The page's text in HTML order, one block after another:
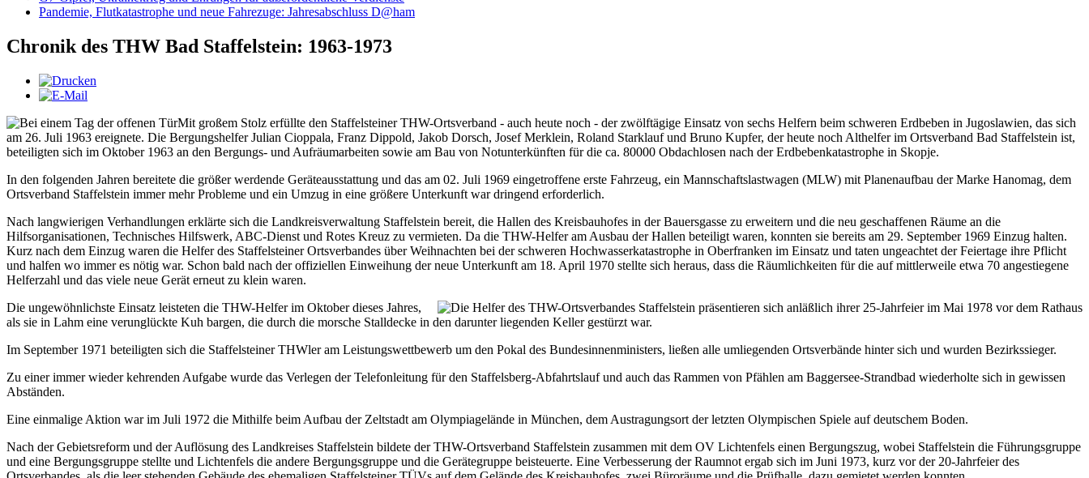
Pandemie, Flutkatastrophe und neue Fahrezuge: Jahresabschluss D@ham
Chronik des THW Bad Staffelstein: 1963-1973
Mit großem Stolz erfüllte den Staffelsteiner THW-Ortsverband - auch heute noch - der zwölftägige Einsatz von sechs Helfern beim schweren Erdbeben in Jugoslawien, das sich
am 26. Juli 1963 ereignete. Die Bergungshelfer Julian Cioppala, Franz Dippold, Jakob Dorsch, Josef Merklein, Roland Starklauf und Bruno Kupfer, der heute noch Althelfer im Ortsverband Bad Staffelstein ist,
beteiligten sich im Oktober 1963 an den Bergungs- und Aufräumarbeiten sowie am Bau von Notunterkünften für die ca. 80000 Obdachlosen nach der Erdbebenkatastrophe in Skopje.
In den folgenden Jahren bereitete die größer werdende Geräteausstattung und das am 02. Juli 1969 eingetroffene erste Fahrzeug, ein Mannschaftslastwagen (MLW) mit Planenaufbau der Marke Hanomag, dem
Ortsverband Staffelstein immer mehr Probleme und ein Umzug in eine größere Unterkunft war dringend erforderlich.
Nach langwierigen Verhandlungen erklärte sich die Landkreisverwaltung Staffelstein bereit, die Hallen des Kreisbauhofes in der Bauersgasse zu erweitern und die neu geschaffenen Räume an die
Hilfsorganisationen, Technisches Hilfswerk, ABC-Dienst und Rotes Kreuz zu vermieten. Da die THW-Helfer am Ausbau der Hallen beteiligt waren, konnten sie bereits am 29. September 1969 Einzug halten.
Kurz nach dem Einzug waren die Helfer des Staffelsteiner Ortsverbandes über Weihnachten bei der schweren Hochwasserkatastrophe in Oberfranken im Einsatz und taten ungeachtet der Feiertage ihre Pflicht
und halfen wo immer es nötig war. Schon bald nach der offiziellen Einweihung der neue Unterkunft am 18. April 1970 stellte sich heraus, dass die Räumlichkeiten für die auf mittlerweile etwa 70 angestiegene
Helferzahl und das viele neue Gerät erneut zu klein waren.
Die ungewöhnlichste Einsatz leisteten die THW-Helfer im Oktober dieses Jahres,
als sie in Lahm eine verunglückte Kuh bargen, die durch die morsche Stalldecke in den darunter liegenden Keller gestürzt war.
Im September 1971 beteiligten sich die Staffelsteiner THWler am Leistungswettbewerb um den Pokal des Bundesinnenministers, ließen alle umliegenden Ortsverbände hinter sich und wurden Bezirkssieger.
Zu einer immer wieder kehrenden Aufgabe wurde das Verlegen der Telefonleitung für den Staffelsberg-Abfahrtslauf und auch das Rammen von Pfählen am Baggersee-Strandbad wiederholte sich in gewissen
Abständen.
Eine einmalige Aktion war im Juli 1972 die Mithilfe beim Aufbau der Zeltstadt am Olympiagelände in München, dem Austragungsort der letzten Olympischen Spiele auf deutschem Boden.
Nach der Gebietsreform und der Auflösung des Landkreises Staffelstein bildete der THW-Ortsverband Staffelstein zusammen mit dem OV Lichtenfels einen Bergungszug, wobei Staffelstein die Führungsgruppe
und eine Bergungsgruppe stellte und Lichtenfels die andere Bergungsgruppe und die Gerätegruppe beisteuerte. Eine Verbesserung der Raumnot ergab sich im Juni 1973, kurz vor der 20-Jahrfeier des